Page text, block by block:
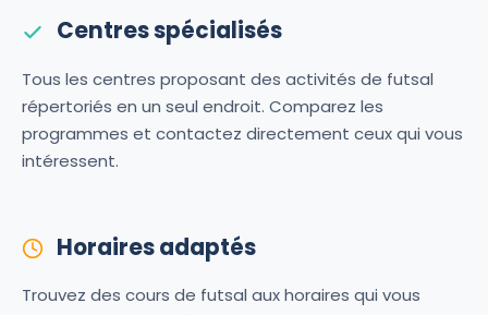
Centres spécialisés
Tous les centres proposant des activités de futsal
répertoriés en un seul endroit. Comparez les
programmes et contactez directement ceux qui vous
intéressent.
Horaires adaptés
Trouvez des cours de futsal aux horaires qui vous